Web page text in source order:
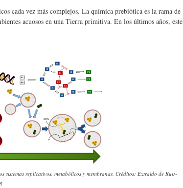
cada vez más complejos. La química prebiótica es la rama de
acuosos en una Tierra primitiva. En los últimos años, este
sistemas replicativos, metabólicos y membranas. Créditos: Extraído de Ruiz-